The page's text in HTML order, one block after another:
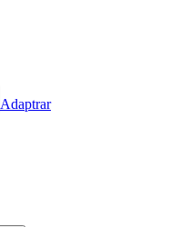
Adaptrar